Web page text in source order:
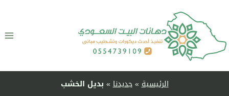
المحتوى
الرئيسية»جديدنا» بديل الخشب